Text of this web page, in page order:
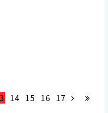
14 15 16 17